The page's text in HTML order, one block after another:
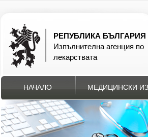
РЕПУБЛИКА БЪЛГАРИЯ
Изпълнителна агенция по
лекарствата
НАЧАЛО МЕДИЦИНСКИ